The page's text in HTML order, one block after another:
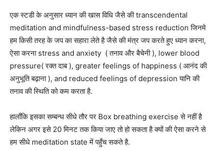
एक स्टडी के अनुसार ध्यान की खास विधि जैसे की transcendental
meditation and mindfulness-based stress reduction जिनमे
हम किसी तरह के जप का सहारा लेते है जैसे की मंत्र जप करते हुए ध्यान करना,
ऐसा करना stress and anxiety ( तनाव और बैचेनी ), lower blood
pressure( रक्त दाब ), greater feelings of happiness ( आनंद की
अनुभूति बढ़ाना ), and reduced feelings of depression यानि की
तनाव की स्थिति को कम करता है.
हालाँकि इसका सम्बन्ध सीधे तौर पर Box breathing exercise से नहीं है
लेकिन अगर इसे 20 मिनट तक किया जाए तो हो सकता है क्यों की ऐसा करने से
हम सीधे meditation state में पहुँच सकते है.